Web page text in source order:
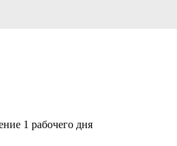
1 рабочего дня